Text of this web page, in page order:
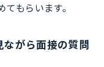
もらいます。
がら面接の質問